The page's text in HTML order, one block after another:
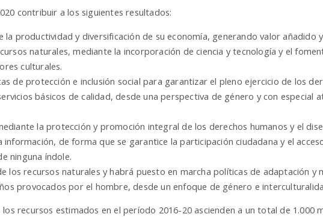
contribuir a los siguientes resultados:
productividad y diversificación de su economía, generando valor añadido y
naturales, mediante la incorporación de ciencia y tecnología y el
culturales.
de protección e inclusión social para garantizar el pleno ejercicio de los
básicos de calidad, desde una perspectiva de género y con especial
la protección y promoción integral de los derechos humanos y el
información, de forma que se garantice la participación ciudadana y el
ninguna índole.
los recursos naturales y habrá puesto en marcha políticas de adaptación y
provocados por el hombre, desde un enfoque de género e
recursos estimados en el período 2016-20 ascienden a un total de 1.000